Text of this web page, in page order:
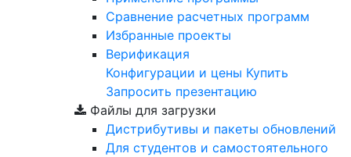
Сравнение расчетных программ
Избранные проекты
Верификация
Конфигурации и цены Купить
Запросить презентацию
Файлы для загрузки
Дистрибутивы и пакеты обновлений
Для студентов и самостоятельного